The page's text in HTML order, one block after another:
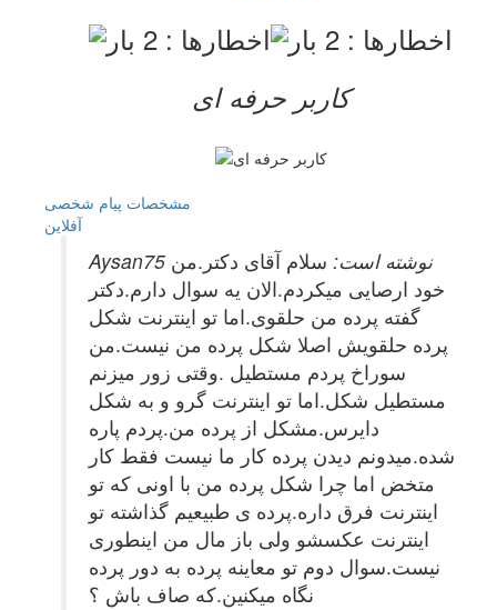
کاربر حرفه ای
مشخصات پیام شخصی
آفلاين
Aysan75 نوشته است: سلام آقای دکتر.من
خود ارصایی میکردم.الان یه سوال دارم.دکتر
گفته پرده من حلقوی.اما تو اینترنت شکل
پرده حلقویش اصلا شکل پرده من نیست.من
سوراخ پردم مستطیل .وقتی زور میزنم
مستطیل شکل.اما تو اینترنت گرو و به شکل
دایرس.مشکل از پرده من.پردم پاره
شده.میدونم دیدن پرده کار ما نیست فقط کار
متخض اما چرا شکل پرده من با اونی که تو
اینترنت فرق داره.پرده ی طبیعیم گذاشته تو
اینترنت عکسشو ولی باز مال من اینطوری
نیست.سوال دوم تو معاینه پرده به دور پرده
نگاه میکنین.که صاف باش ؟